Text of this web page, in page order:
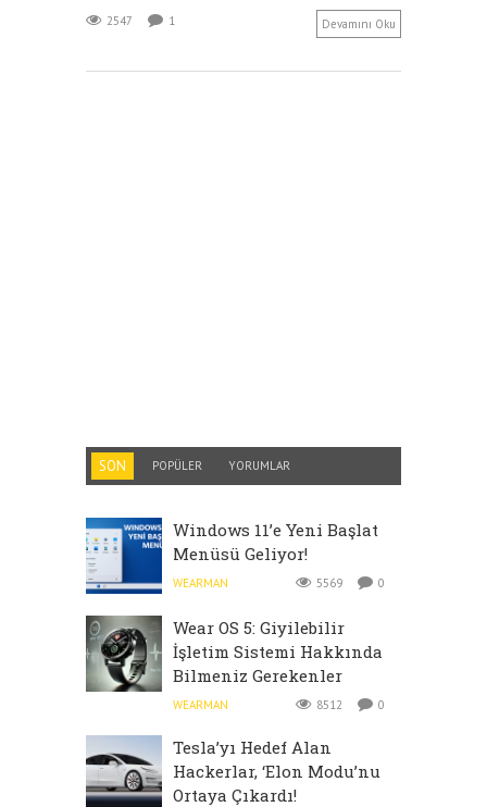
2547 1 Devamını Oku
SON POPÜLER YORUMLAR
Windows 11’e Yeni Başlat
Menüsü Geliyor!
WEARMAN 5569 0
Wear OS 5: Giyilebilir
İşletim Sistemi Hakkında
Bilmeniz Gerekenler
WEARMAN 8512 0
Tesla’yı Hedef Alan
Hackerlar, ‘Elon Modu’nu
Ortaya Çıkardı!